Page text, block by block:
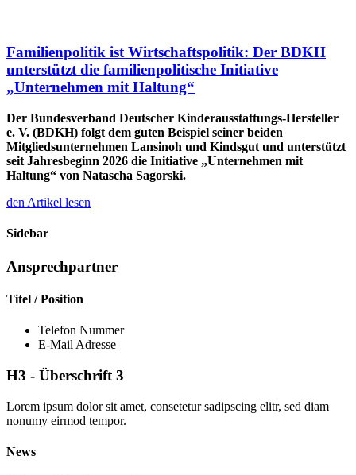
Familienpolitik ist Wirtschaftspolitik: Der BDKH
unterstützt die familienpolitische Initiative
„Unternehmen mit Haltung“
Der Bundesverband Deutscher Kinderausstattungs-Hersteller
e. V. (BDKH) folgt dem guten Beispiel seiner beiden
Mitgliedsunternehmen Lansinoh und Kindsgut und unterstützt
seit Jahresbeginn 2026 die Initiative „Unternehmen mit
Haltung“ von Natascha Sagorski.
den Artikel lesen
Sidebar
Ansprechpartner
Titel / Position
Telefon Nummer
E-Mail Adresse
H3 - Überschrift 3
Lorem ipsum dolor sit amet, consetetur sadipscing elitr, sed diam
nonumy eirmod tempor.
News